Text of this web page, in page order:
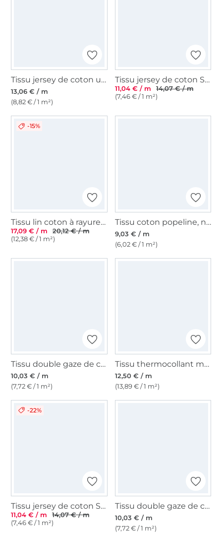
Tissu jersey de coton uni, noir
13,06 € / m
(8,82 € / 1 m²)
Tissu jersey de coton Sopo, noir
11,04 € / m
14,07 € / m
(7,46 € / 1 m²)
-15%
Tissu lin coton à rayures, bleu clair
17,09 € / m
20,12 € / m
(12,38 € / 1 m²)
Tissu coton popeline, noir
9,03 € / m
(6,02 € / 1 m²)
Tissu double gaze de coton, baie
10,03 € / m
(7,72 € / 1 m²)
Tissu thermocollant molleton Vlieseline H640, blanc
12,50 € / m
(13,89 € / 1 m²)
-22%
Tissu jersey de coton Sopo, blanc
11,04 € / m
14,07 € / m
(7,46 € / 1 m²)
Tissu double gaze de coton, mûre
10,03 € / m
(7,72 € / 1 m²)